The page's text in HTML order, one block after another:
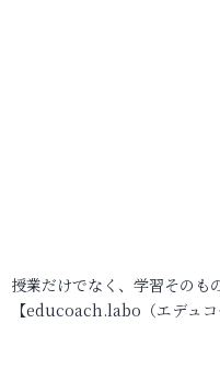
授業だけでなく、学習そのも
【educoach.labo（エデュ